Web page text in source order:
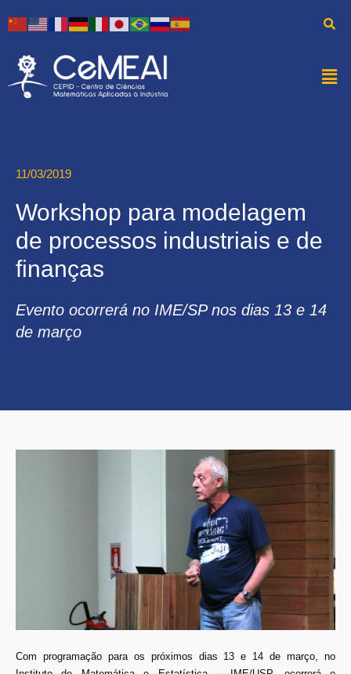
11/03/2019
Workshop para modelagem
de processos industriais e de
finanças
Evento ocorrerá no IME/SP nos dias 13 e 14
de março
Com programação para os próximos dias 13 e 14 de março, no